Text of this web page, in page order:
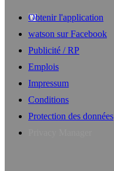
Obtenir l'application
watson sur Facebook
Publicité / RP
Emplois
Impressum
Conditions
Protection des données